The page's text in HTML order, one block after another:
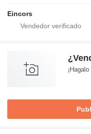
Eincors